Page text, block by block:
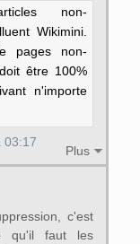
non-
Wikimini.
pages non-
être 100%
n'importe
Plus
03:17
c'est
qu'il faut les